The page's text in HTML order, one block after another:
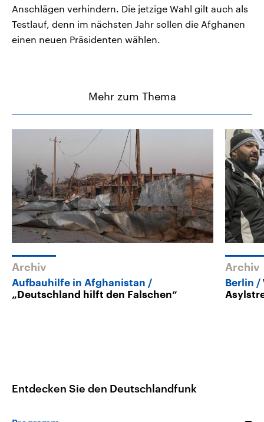
Anschlägen verhindern. Die jetzige Wahl gilt auch als
Testlauf, denn im nächsten Jahr sollen die Afghanen
einen neuen Präsidenten wählen.
Mehr zum Thema
Archiv
Aufbauhilfe in Afghanistan
„Deutschland hilft den Falschen“
Archiv
Berlin
Entdecken Sie den Deutschlandfunk